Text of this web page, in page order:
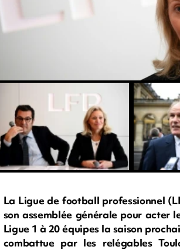
La Ligue de football professionnel
son assemblée générale pour acter
Ligue 1 à 20 équipes la saison
combattue par les relégables